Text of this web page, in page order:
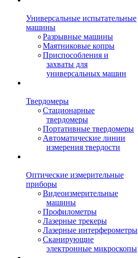
Универсальные испытательные
машины
Разрывные машины
Маятниковые копры
Приспособления и
захваты для
универсальных машин
Твердомеры
Стационарные
твердомеры
Портативные твердомеры
Автоматические линии
измерения твердости
Оптические измерительные
приборы
Видеоизмерительные
машины
Профилометры
Лазерные трекеры
Лазерные интерферометры
Сканирующие
электронные микроскопы